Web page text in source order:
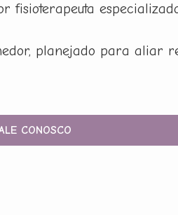
fisioterapeuta
planejado para aliar
CONOSCO